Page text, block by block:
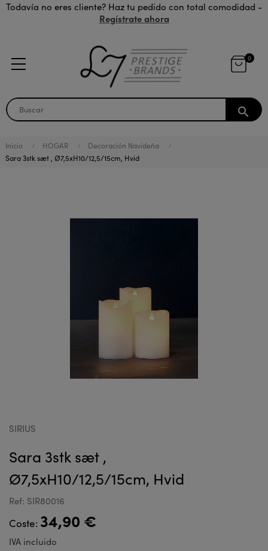
Todavía no eres cliente? Haz tu pedido con total comodidad -
Regístrate ahora
0
search
Inicio HOGAR
Decoración Navideña
Sara 3stk sæt , Ø7,5xH10/12,5/15cm, Hvid
SIRIUS
Sara 3stk sæt ,
Ø7,5xH10/12,5/15cm, Hvid
Ref: SIR80016
Coste: 34,90 €
IVA incluido